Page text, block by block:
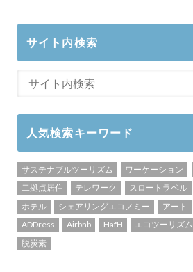
サイト内検索
人気検索キーワード
サステナブルツーリズム ワーケーション
二拠点居住
テレワーク スロートラベル
ホテル
シェアリングエコノミー アート
ADDress
Airbnb HafH エコツーリズム
脱炭素